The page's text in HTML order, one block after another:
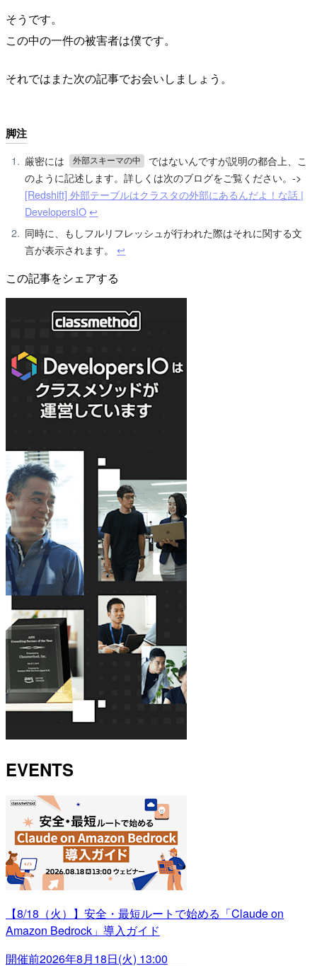
そうです。
この中の一件の被害者は僕です。
それではまた次の記事でお会いしましょう。
脚注
厳密には 外部スキーマの中
ではないんですが説明の都合上、こ
のように記述します。詳しくは次のブログをご覧ください。->
[Redshift] 外部テーブルはクラスタの外部にあるんだよ！な話 |
DevelopersIO ↩︎
同時に、もしフルリフレッシュが行われた際はそれに関する文
言が表示されます。↩︎
この記事をシェアする
EVENTS
【8/18（火）】安全・最短ルートで始める「Claude on
Amazon Bedrock」導入ガイド
開催前2026年8月18日(火) 13:00